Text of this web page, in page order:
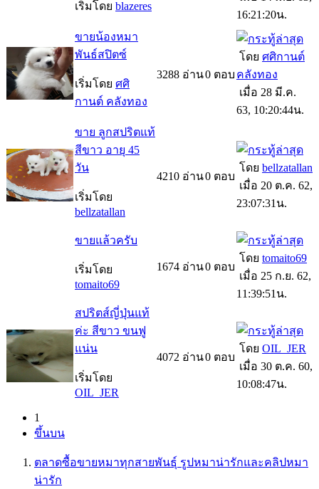
เริ่มโดย blazeres
16:21:20น.
ขายน้องหมา
พันธ์สปิตซ์
เริ่มโดย ศศิ
กานต์ คลังทอง
3288 อ่าน0 ตอบ
โดย ศศิกานต์
คลังทอง
เมื่อ 28 มี.ค.
63, 10:20:44น.
ขาย ลูกสปริตแท้
สีขาว อายุ 45
วัน
เริ่มโดย
bellzatallan
4210 อ่าน0 ตอบ
โดย bellzatallan
เมื่อ 20 ต.ค. 62,
23:07:31น.
ขายแล้วครับ
เริ่มโดย
tomaito69
1674 อ่าน0 ตอบ
โดย tomaito69
เมื่อ 25 ก.ย. 62,
11:39:51น.
สปริตส์ญี่ปุ่นแท้
ค่ะ สีขาว ขนฟู
แน่น
เริ่มโดย
OIL_JER
4072 อ่าน0 ตอบ
โดย OIL_JER
เมื่อ 30 ต.ค. 60,
10:08:47น.
1
ขึ้นบน
ตลาดซื้อขายหมาทุกสายพันธุ์ รูปหมาน่ารักและคลิปหมา
น่ารัก